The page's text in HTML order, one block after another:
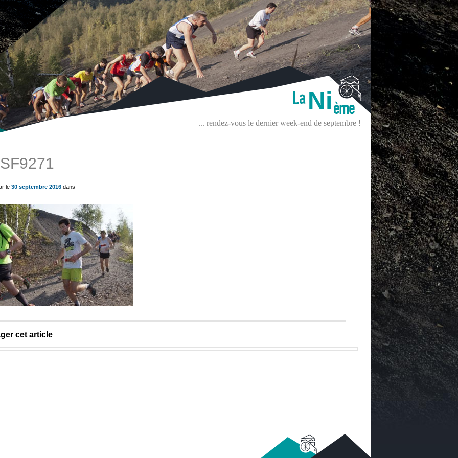
Ni
... rendez-vous le dernier week-end de septembre !
?>
le 30 septembre 2016 dans
cet article